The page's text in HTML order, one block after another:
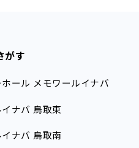
がす
ール メモワールイナバ
ナバ 鳥取東
ナバ 鳥取南